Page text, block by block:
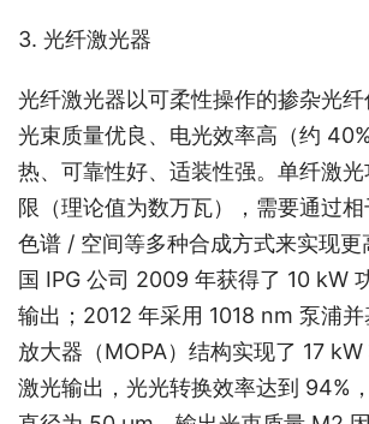
3. 光纤激光器
光纤激光器以可柔性操作的掺杂光纤
光束质量优良、电光效率高（约
热、可靠性好、适装性强。单纤激
限（理论值为数万瓦），需要通过
色谱 / 空间等多种合成方式来实现更
国 IPG 公司 2009 年获得了 10 kW
输出；2012 年采用 1018 nm 泵浦
放大器（MOPA）结构实现了 17
激光输出，光光转换效率达到 94%